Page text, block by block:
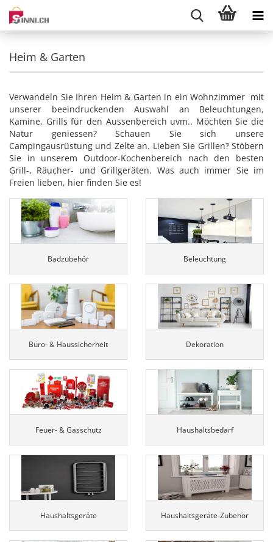
Heim & Garten
Verwandeln Sie Ihren Heim & Garten in ein Wohnzimmer mit
unserer beeindruckenden Auswahl an Beleuchtungen,
Kamine, Grills für den Aussenbereich uvm.. Möchten Sie die
Natur geniessen? Schauen Sie sich unsere
Campingausrüstung und Zelte an. Lieben Sie Grillen? Stöbern
Sie in unserem Outdoor-Kochenbereich nach den besten
Grill-, Räucher- und Grillgeräten. Was auch immer Sie im
Freien lieben, hier finden Sie es!
Badzubehör Beleuchtung
Büro- & Haussicherheit Dekoration
Feuer- & Gasschutz Haushaltsbedarf
Haushaltsgeräte Haushaltsgeräte-Zubehör